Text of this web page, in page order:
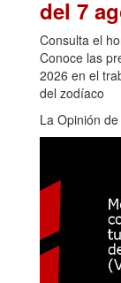
del 7
Consulta el
Conoce las
2026 en el
del zodíaco
La Opinión